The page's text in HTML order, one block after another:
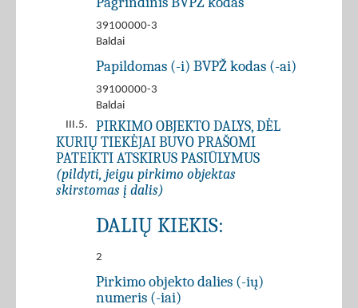
39100000-3
Baldai
Papildomas (-i) BVPŽ kodas (-ai)
39100000-3
Baldai
III.5.
PIRKIMO OBJEKTO DALYS, DĖL
KURIŲ TIEKĖJAI BUVO PRAŠOMI
PATEIKTI ATSKIRUS PASIŪLYMUS
(pildyti, jeigu pirkimo objektas
skirstomas į dalis)
DALIŲ KIEKIS:
2
Pirkimo objekto dalies (-ių)
numeris (-iai)